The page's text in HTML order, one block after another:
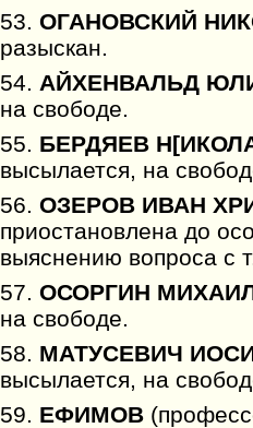
53. ОГАНОВСКИЙ
разыскан.
54. АЙХЕНВАЛЬД
на свободе.
55. БЕРДЯЕВ
высылается, на
56. ОЗЕРОВ ИВАН
приостановлена до
выяснению вопроса с
57. ОСОРГИН
на свободе.
58. МАТУСЕВИЧ
высылается, на
59. ЕФИМОВ